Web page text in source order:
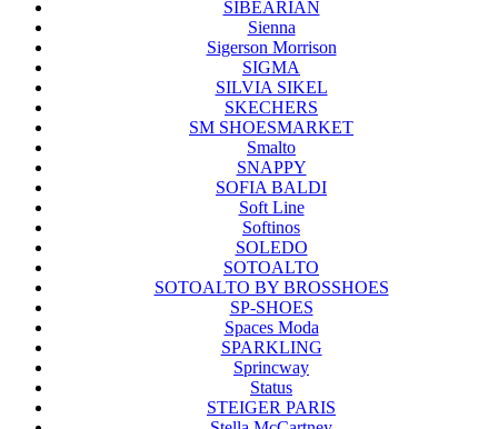
SIBEARIAN
Sienna
Sigerson Morrison
SIGMA
SILVIA SIKEL
SKECHERS
SM SHOESMARKET
Smalto
SNAPPY
SOFIA BALDI
Soft Line
Softinos
SOLEDO
SOTOALTO
SOTOALTO BY BROSSHOES
SP-SHOES
Spaces Moda
SPARKLING
Sprincway
Status
STEIGER PARIS